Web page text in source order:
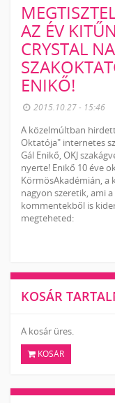
AZ ÉV
CRYSTAL
ENIKŐ!
2015.10.27 - 15:46
A közelmúltban
Oktatója" internetes
Gál Enikő, OKJ
nyerte! Enikő 10 éve
KörmösAkadémián, a
nagyon szeretik, ami
kommentekből is
megteheted:
KOSÁR
A kosár üres.
KOSÁR